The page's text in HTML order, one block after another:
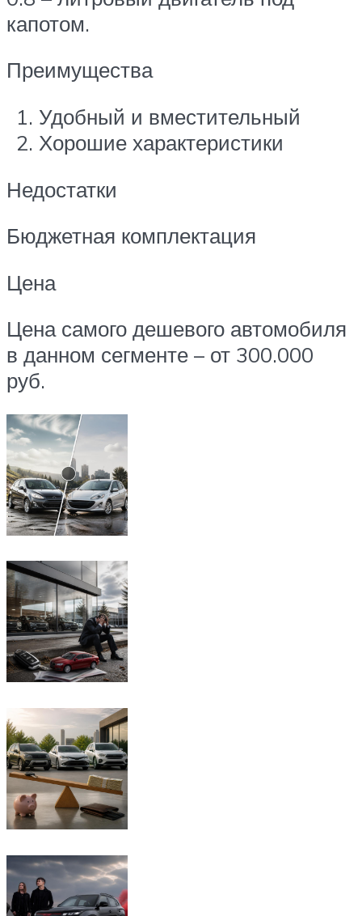
капотом.
Преимущества
Удобный и вместительный
Хорошие характеристики
Недостатки
Бюджетная комплектация
Цена
Цена самого дешевого автомобиля
в данном сегменте – от 300.000
руб.